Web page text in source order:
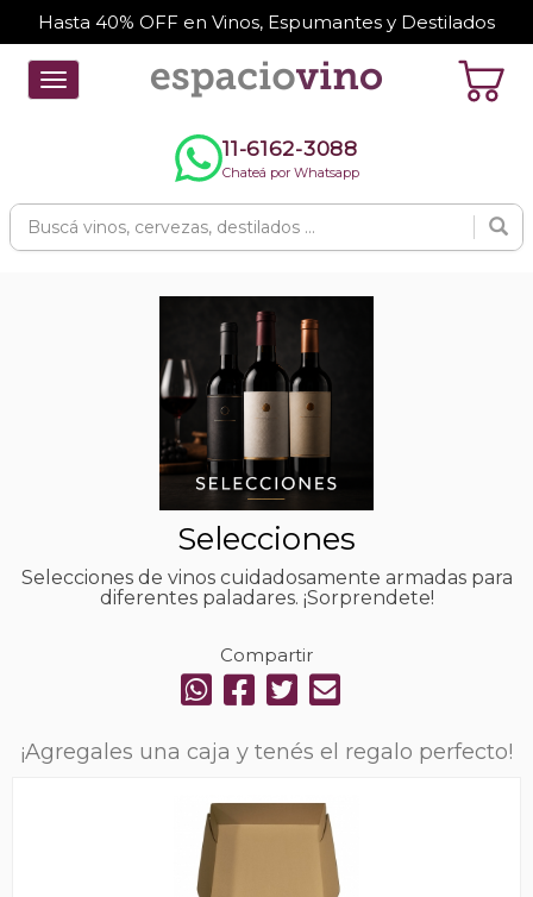
Hasta 40% OFF en Vinos, Espumantes y Destilados
Toggle
navigation
11-6162-3088
Chateá por Whatsapp
Selecciones
Selecciones de vinos cuidadosamente armadas para
diferentes paladares. ¡Sorprendete!
Compartir
¡Agregales una caja y tenés el regalo perfecto!